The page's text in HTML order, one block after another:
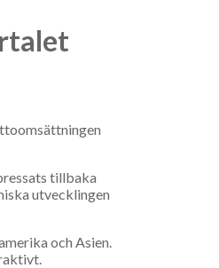
tillbaka
utvecklingen
och Asien.